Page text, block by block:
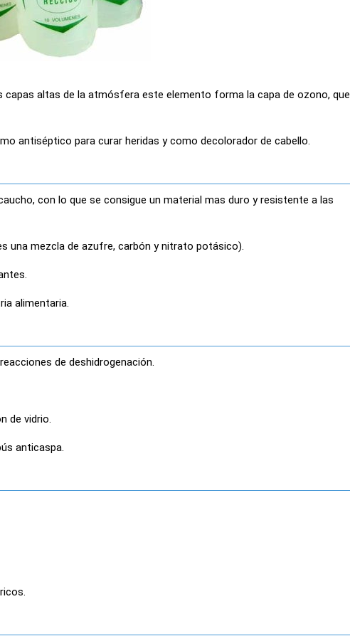
capas altas de la atmósfera este elemento forma la capa de ozono, que
antiséptico para curar heridas y como decolorador de cabello.
con lo que se consigue un material mas duro y resistente a las
una mezcla de azufre, carbón y nitrato potásico).
alimentaria.
de deshidrogenación.
de vidrio.
anticaspa.